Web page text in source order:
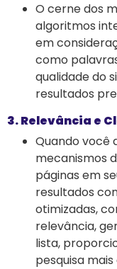
O cerne dos
algoritmos
em
como
qualidade do
resultados
3. Relevância e
Quando você
mecanismos
páginas em
resultados
otimizadas,
relevância,
lista,
pesquisa mais